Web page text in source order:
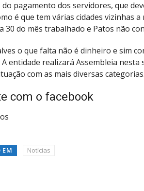
pagamento dos servidores, que
é que tem várias cidades vizinhas
30 do mês trabalhado e Patos não
o que falta não é dinheiro e sim
A entidade realizará Assembleia
com as mais diversas
com o facebook
EM Notícias